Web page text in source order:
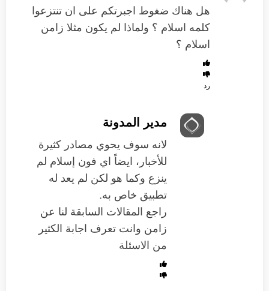
هل هناك ضغوط اجبرتكم على ان تنتزعوا
كلمه اسلام ؟ ولماذا لم يكون مثلا زامن
اسلام ؟
رد
مدير المدونة
لانه سوف يحوي مصادر كثيرة
للأخبار، ايضاً اي فون إسلام لم
ينزع وكما هو لكن لم يعد له
تطبيق خاص به.
راجع المقالات السابقة لنا عن
زامن وانت تعرف اجابة الكثير
من الاسئلة